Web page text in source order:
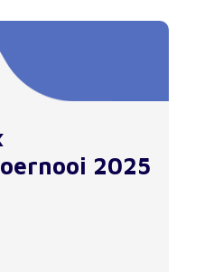
2025